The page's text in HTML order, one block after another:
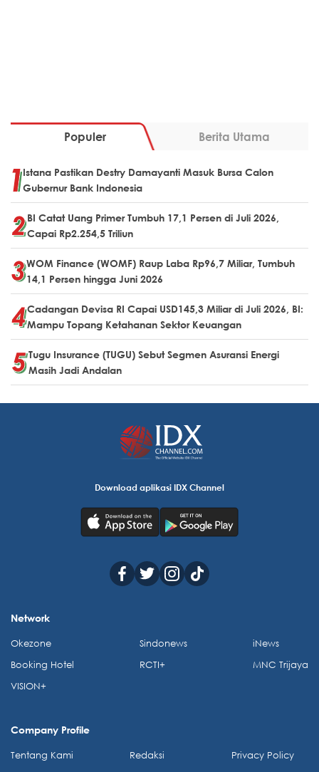
Populer Berita Utama
Istana Pastikan Destry Damayanti Masuk Bursa Calon
Gubernur Bank Indonesia
BI Catat Uang Primer Tumbuh 17,1 Persen di Juli 2026,
Capai Rp2.254,5 Triliun
WOM Finance (WOMF) Raup Laba Rp96,7 Miliar, Tumbuh
14,1 Persen hingga Juni 2026
Cadangan Devisa RI Capai USD145,3 Miliar di Juli 2026, BI:
Mampu Topang Ketahanan Sektor Keuangan
Tugu Insurance (TUGU) Sebut Segmen Asuransi Energi
Masih Jadi Andalan
Download aplikasi IDX Channel
Network
Okezone
Booking Hotel
VISION+
Sindonews
RCTI+
iNews
MNC Trijaya
Company Profile
Tentang Kami
Redaksi
Privacy Policy